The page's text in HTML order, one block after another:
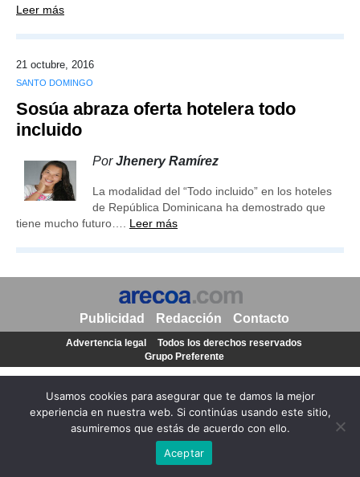
Leer más
21 octubre, 2016
SANTO DOMINGO
Sosúa abraza oferta hotelera todo
incluido
PorJhenery Ramírez
La modalidad del “Todo incluido” en los hoteles
de República Dominicana ha demostrado que
tiene mucho futuro…. Leer más
Usamos cookies para asegurar que te damos la mejor
experiencia en nuestra web. Si continúas usando este sitio,
asumiremos que estás de acuerdo con ello.
Aceptar
Publicidad Redacción Contacto
Advertencia legal
Todos los derechos reservados
Grupo Preferente